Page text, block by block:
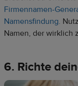
Firmennamen-
Namensfindung.
Namen, der wirklich
6. Richte